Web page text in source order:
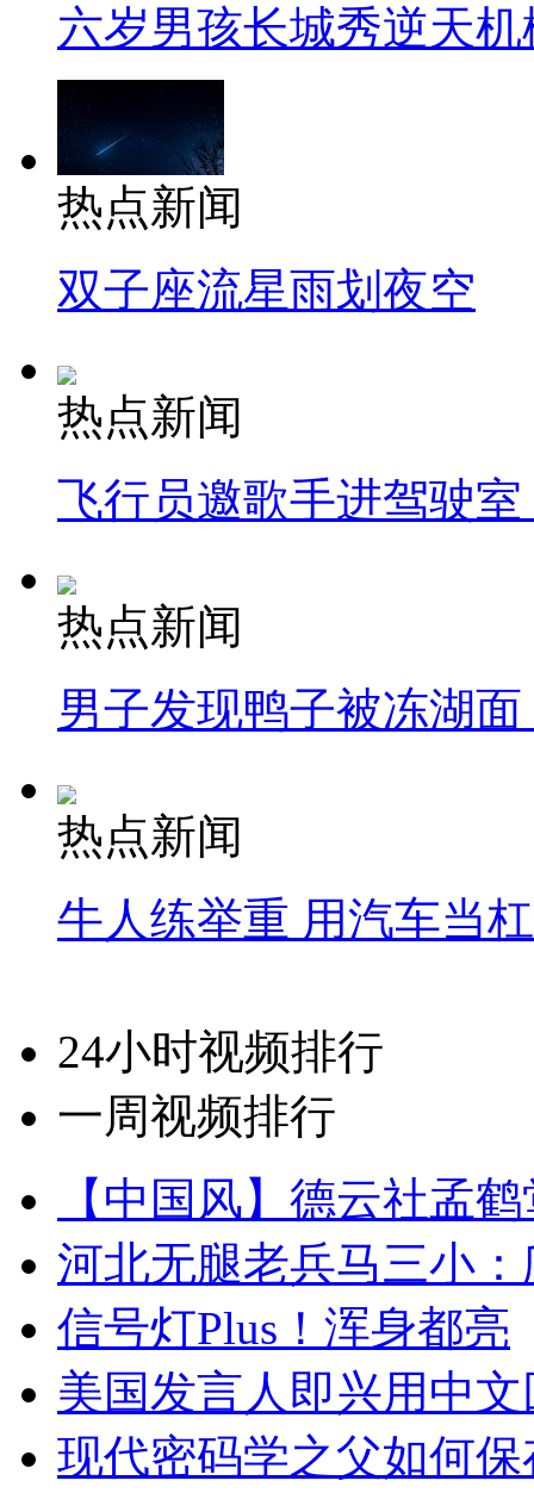
六岁男孩长城秀逆天机
热点新闻
双子座流星雨划夜空
热点新闻
飞行员邀歌手进驾驶
热点新闻
男子发现鸭子被冻湖
热点新闻
牛人练举重 用汽车当
24小时视频排行
一周视频排行
【中国风】德云社孟
河北无腿老兵马三小
信号灯Plus！浑身都亮
美国发言人即兴用中
现代密码学之父如何